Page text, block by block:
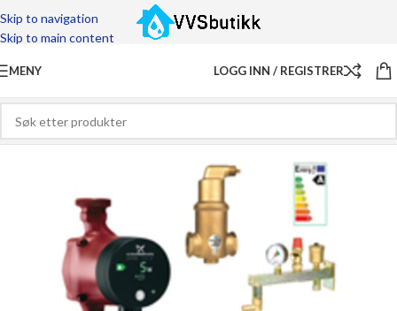
Skip to navigation
Skip to main content
MENY LOGG INN / REGISTRER